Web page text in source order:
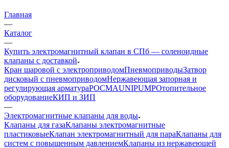
Главная
—
Каталог
—
Купить электромагнитный клапан в СПб — соленоидные
клапаны с доставкой
Кран шаровой с электроприводомПневмоприводыЗатвор
дисковый с пневмоприводомНержавеющая запорная и
регулирующая арматураРОСМАUNIPUMPОтопительное
оборудованиеКИП и ЗИП
—
Электромагнитные клапаны для воды
Клапаны для газаКлапаны электромагнитные
пластиковыеКлапан электромагнитный для параКлапаны для
систем с повышенным давлениемКлапаны из нержавеющей